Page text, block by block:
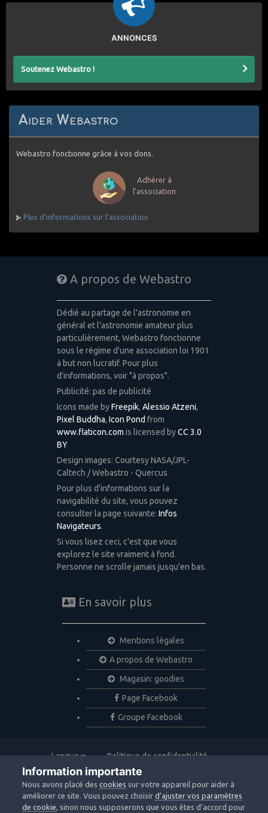
ANNONCES
Soutenez Webastro !
Aider Webastro
Webastro fonctionne grâce à vos dons.
Adhérer à
l'association
Plus d'informations sur l'association
A propos de Webastro
Dédié au partage de l'astronomie en
général et l'astronomie amateur plus
particulièrement, Webastro fonctionne
sous le régime d'une association loi 1901
à but non lucratif. Pour plus
d'informations, voir "à propos".
Publicité: pas de publicité
Icons made byFreepik, Alessio Atzeni,
Pixel Buddha, Icon Pond from
www.flaticon.com is licensed byCC 3.0
BY
Design images: Courtesy NASA/JPL-
Caltech / Webastro - Quercus
Pour plus d'informations sur la
navigabilité du site, vous pouvez
consulter la page suivante: Infos
Navigateurs.
Si vous lisez ceci, c'est que vous
explorez le site vraiment à fond.
Personne ne scrolle jamais jusqu'en bas.
En savoir plus
Mentions légales
A propos de Webastro
Magasin: goodies
Page Facebook
Groupe Facebook
Langue
Politique de confidentialité
Nous contacter
Copyright © 2020 Webastro
Powered by Invision Community
Information importante
Nous avons placé descookies sur votre appareil pour aider à
améliorer ce site. Vous pouvez choisird’ajuster vos paramètres
de cookie, sinon nous supposerons que vous êtes d’accord pour